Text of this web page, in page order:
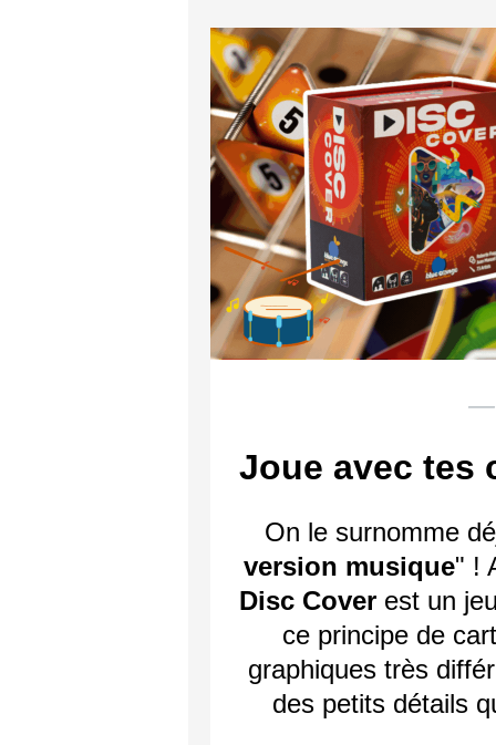
—
Joue avec tes
On le surnomme
version musique" !
Disc Coverest un
ce principe de
graphiques très
des petits détails